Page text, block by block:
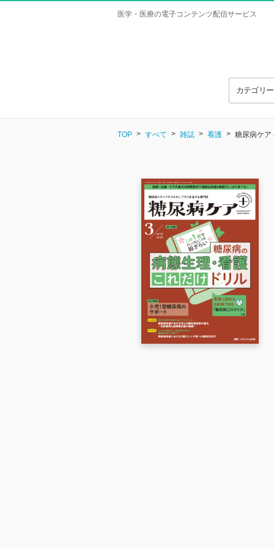
医学・医療の電子コンテンツ配信サービス
カテゴリ
TOP すべて 雑誌 看護 糖尿病ケア